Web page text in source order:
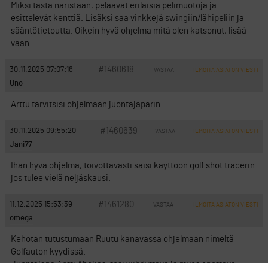
Miksi tästä naristaan, pelaavat erilaisia pelimuotoja ja
esittelevät kenttiä. Lisäksi saa vinkkejä swingiin/lähipeliin ja
sääntötietoutta. Oikein hyvä ohjelma mitä olen katsonut, lisää
vaan.
30.11.2025 07:07:16 #1460618 VASTAA ILMOITA ASIATON VIESTI
Uno
Arttu tarvitsisi ohjelmaan juontajaparin
30.11.2025 09:55:20 #1460639 VASTAA ILMOITA ASIATON VIESTI
Jani77
Ihan hyvä ohjelma, toivottavasti saisi käyttöön golf shot tracerin
jos tulee vielä neljäskausi.
11.12.2025 15:53:39 #1461280 VASTAA ILMOITA ASIATON VIESTI
omega
Kehotan tutustumaan Ruutu kanavassa ohjelmaan nimeltä
Golfauton kyydissä.